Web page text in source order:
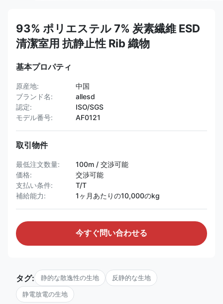
93% ポリエステル 7% 炭素繊維 ESD
清潔室用 抗静止性 Rib 織物
基本プロパティ
原産地:
中国
ブランド名:
allesd
認定:
ISO/SGS
モデル番号:
AF0121
取引物件
最低注文数量:
100m / 交渉可能
価格:
交渉可能
支払い条件:
T/T
補給能力:
1ヶ月あたりの10,000のkg
今すぐ問い合わせる
タグ: 静的な散逸性の生地 反静的な生地
静電放電の生地